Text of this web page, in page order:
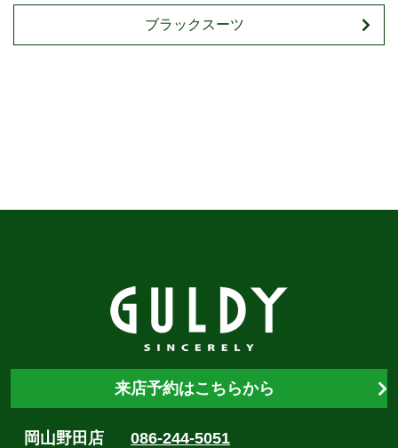
ブラックスーツ
来店予約はこちらから
岡山野田店 086-244-5051